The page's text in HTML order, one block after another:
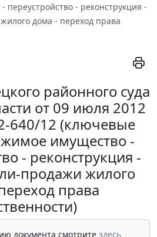
- реконструкция -
дома - переход права
районного суда
от 09 июля 2012
640/12 (ключевые
имущество -
- реконструкция -
продажи жилого
права
документа смотрите здесь